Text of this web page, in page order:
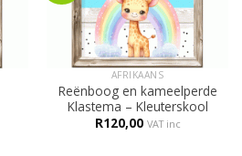
AFRIKAANS
Reënboog en kameelperde
Klastema – Kleuterskool
R120,00 VAT inc